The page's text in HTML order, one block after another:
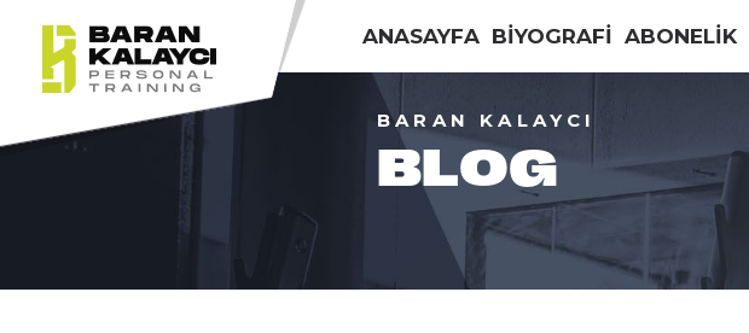
ANASAYFA BİYOGRAFİ ABONELİK
BARAN KALAYCI
BLOG